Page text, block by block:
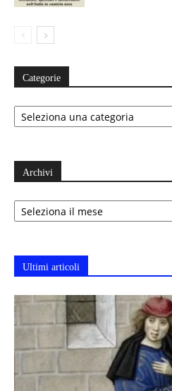
Categorie
Categorie
Archivi
Archivi
Ultimi articoli